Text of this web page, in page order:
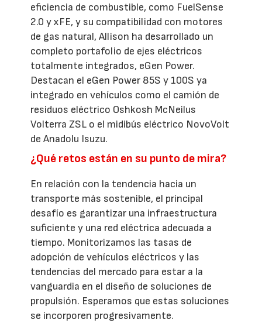
eficiencia de combustible, como FuelSense
2.0 y xFE, y su compatibilidad con motores
de gas natural, Allison ha desarrollado un
completo portafolio de ejes eléctricos
totalmente integrados, eGen Power.
Destacan el eGen Power 85S y 100S ya
integrado en vehículos como el camión de
residuos eléctrico Oshkosh McNeilus
Volterra ZSL o el midibús eléctrico NovoVolt
de Anadolu Isuzu.
¿Qué retos están en su punto de mira?
En relación con la tendencia hacia un
transporte más sostenible, el principal
desafío es garantizar una infraestructura
suficiente y una red eléctrica adecuada a
tiempo. Monitorizamos las tasas de
adopción de vehículos eléctricos y las
tendencias del mercado para estar a la
vanguardia en el diseño de soluciones de
propulsión. Esperamos que estas soluciones
se incorporen progresivamente.